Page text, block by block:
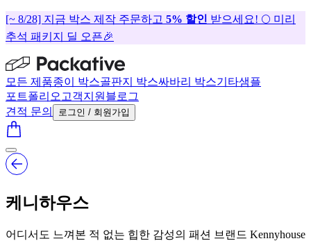
[~ 8/28] 지금 박스 제작 주문하고 5% 할인 받으세요! 🌕 미리
추석 패키지 딜 오픈🎉
모든 제품종이 박스골판지 박스싸바리 박스기타샘플
포트폴리오 고객지원 블로그
견적 문의
로그인 / 회원가입
케니하우스
어디서도 느껴본 적 없는 힙한 감성의 패션 브랜드 Kennyhouse